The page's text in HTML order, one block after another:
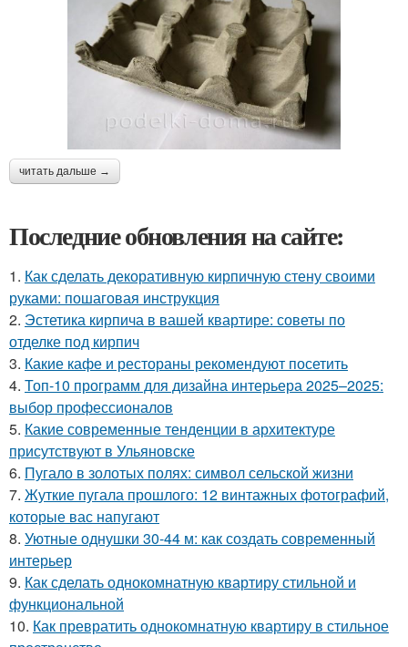
читать дальше →
Последние обновления на сайте:
1. Как сделать декоративную кирпичную стену своими
руками: пошаговая инструкция
2. Эстетика кирпича в вашей квартире: советы по
отделке под кирпич
3. Какие кафе и рестораны рекомендуют посетить
4. Топ-10 программ для дизайна интерьера 2025–2025:
выбор профессионалов
5. Какие современные тенденции в архитектуре
присутствуют в Ульяновске
6. Пугало в золотых полях: символ сельской жизни
7. Жуткие пугала прошлого: 12 винтажных фотографий,
которые вас напугают
8. Уютные однушки 30-44 м: как создать современный
интерьер
9. Как сделать однокомнатную квартиру стильной и
функциональной
10. Как превратить однокомнатную квартиру в стильное